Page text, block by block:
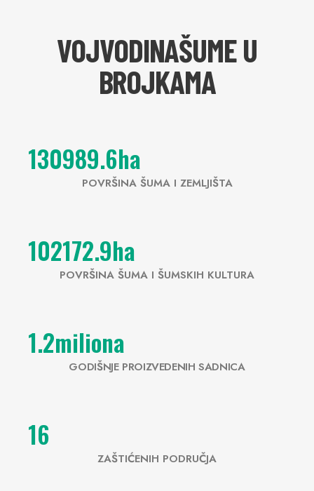
VOJVODINAŠUME U
BROJKAMA
POVRŠINA ŠUMA I ZEMLJIŠTA
130989.6ha
POVRŠINA ŠUMA I ŠUMSKIH KULTURA
102172.9ha
GODIŠNJE PROIZVEDENIH SADNICA
1.2miliona
ZAŠTIĆENIH PODRUČJA
16